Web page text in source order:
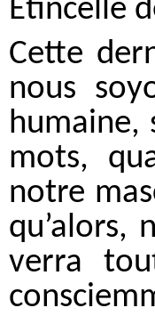
Étincelle
Cette
nous
humaine,
mots,
notre
qu’alors,
verra